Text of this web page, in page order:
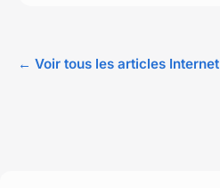
← Voir tous les articles Internet